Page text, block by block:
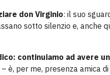
don Virginio: il suo
sotto silenzio e, anche
continuiamo ad avere
è, per me, presenza amica